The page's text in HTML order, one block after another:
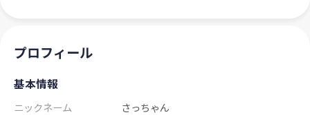
プロフィール
基本情報
ニックネーム
さっちゃん